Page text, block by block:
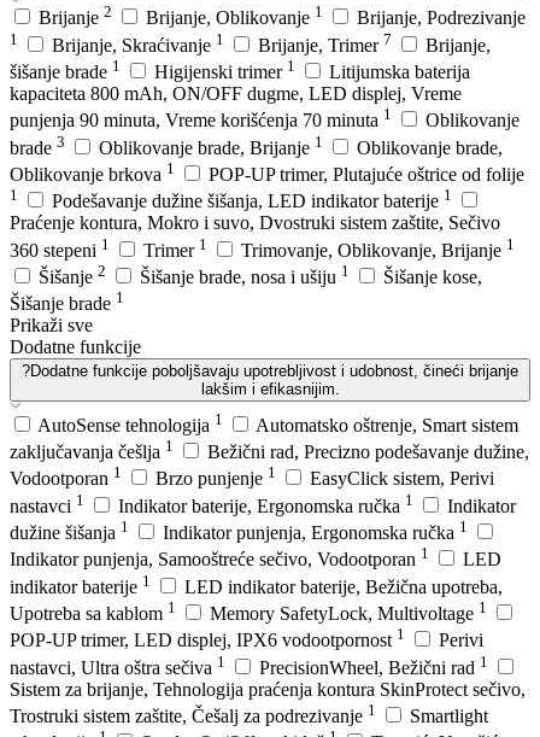
Brijanje 2 Brijanje, Oblikovanje 1 Brijanje, Podrezivanje
1 Brijanje, Skraćivanje 1 Brijanje, Trimer 7
Brijanje,
šišanje brade 1 Higijenski trimer 1
Litijumska baterija
kapaciteta 800 mAh, ON/OFF dugme, LED displej, Vreme
punjenja 90 minuta, Vreme korišćenja 70 minuta 1
Oblikovanje
brade 3 Oblikovanje brade, Brijanje 1
Oblikovanje brade,
Oblikovanje brkova 1 POP-UP trimer, Plutajuće oštrice od folije
1 Podešavanje dužine šišanja, LED indikator baterije 1
Praćenje kontura, Mokro i suvo, Dvostruki sistem zaštite, Sečivo
360 stepeni 1 Trimer 1 Trimovanje, Oblikovanje, Brijanje 1
Šišanje 2 Šišanje brade, nosa i ušiju 1
Šišanje kose,
Šišanje brade 1
Prikaži sve
Dodatne funkcije
?Dodatne funkcije poboljšavaju upotrebljivost i udobnost, čineći brijanje
lakšim i efikasnijim.
AutoSense tehnologija 1
Automatsko oštrenje, Smart sistem
zaključavanja češlja 1
Bežični rad, Precizno podešavanje dužine,
Vodootporan 1 Brzo punjenje 1
EasyClick sistem, Perivi
nastavci 1 Indikator baterije, Ergonomska ručka 1
Indikator
dužine šišanja 1 Indikator punjenja, Ergonomska ručka 1
Indikator punjenja, Samooštreće sečivo, Vodootporan 1
LED
indikator baterije 1
LED indikator baterije, Bežična upotreba,
Upotreba sa kablom 1 Memory SafetyLock, Multivoltage 1
POP-UP trimer, LED displej, IPX6 vodootpornost 1
Perivi
nastavci, Ultra oštra sečiva 1 PrecisionWheel, Bežični rad 1
Sistem za brijanje, Tehnologija praćenja kontura SkinProtect sečivo,
Trostruki sistem zaštite, Češalj za podrezivanje 1
Smartlight